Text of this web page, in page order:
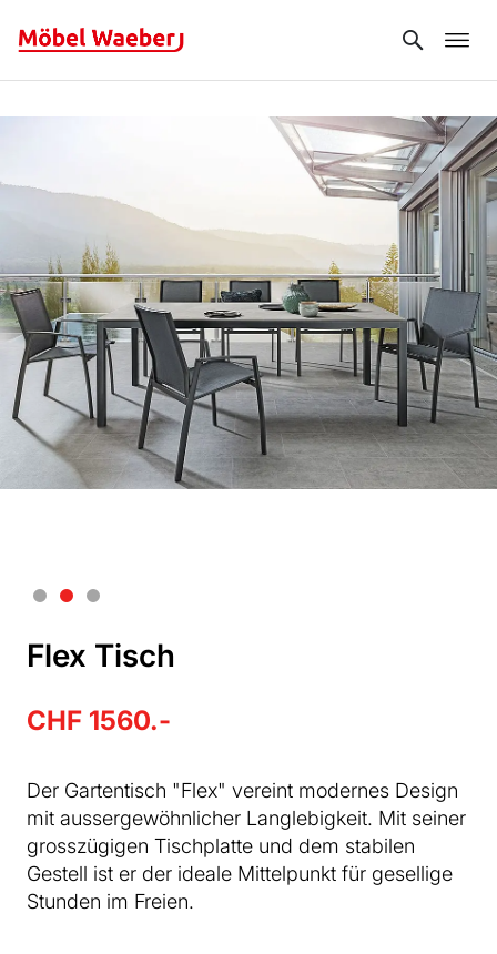
Flex Tisch
CHF 1560.-
Der Gartentisch "Flex" vereint modernes Design
mit aussergewöhnlicher Langlebigkeit. Mit seiner
grosszügigen Tischplatte und dem stabilen
Gestell ist er der ideale Mittelpunkt für gesellige
Stunden im Freien.